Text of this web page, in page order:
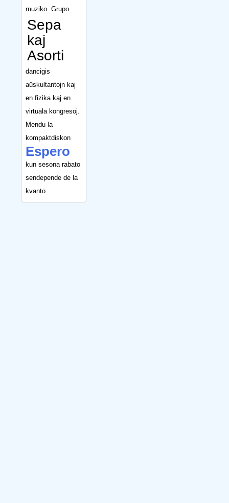
muziko. Grupo
Sepa
kaj
Asorti
dancigis
aŭskultantojn kaj
en fizika kaj en
virtuala kongresoj.
Mendu la
kompaktdiskon
Espero
kun sesona rabato
sendepende de la
kvanto.